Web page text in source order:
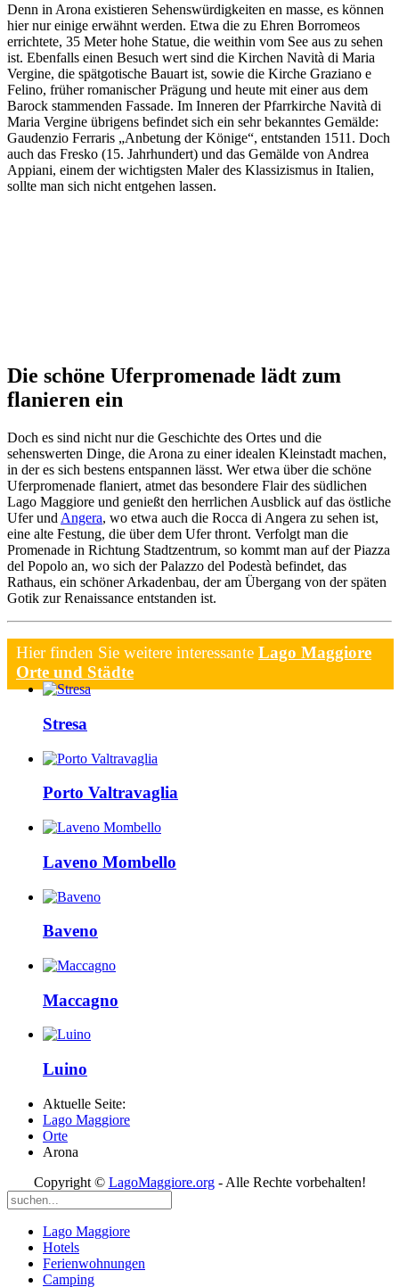
Denn in Arona existieren Sehenswürdigkeiten en masse, es können
hier nur einige erwähnt werden. Etwa die zu Ehren Borromeos
errichtete, 35 Meter hohe Statue, die weithin vom See aus zu sehen
ist. Ebenfalls einen Besuch wert sind die Kirchen Navità di Maria
Vergine, die spätgotische Bauart ist, sowie die Kirche Graziano e
Felino, früher romanischer Prägung und heute mit einer aus dem
Barock stammenden Fassade. Im Inneren der Pfarrkirche Navità di
Maria Vergine übrigens befindet sich ein sehr bekanntes Gemälde:
Gaudenzio Ferraris „Anbetung der Könige“, entstanden 1511. Doch
auch das Fresko (15. Jahrhundert) und das Gemälde von Andrea
Appiani, einem der wichtigsten Maler des Klassizismus in Italien,
sollte man sich nicht entgehen lassen.
Die schöne Uferpromenade lädt zum
flanieren ein
Doch es sind nicht nur die Geschichte des Ortes und die
sehenswerten Dinge, die Arona zu einer idealen Kleinstadt machen,
in der es sich bestens entspannen lässt. Wer etwa über die schöne
Uferpromenade flaniert, atmet das besondere Flair des südlichen
Lago Maggiore und genießt den herrlichen Ausblick auf das östliche
Ufer und Angera, wo etwa auch die Rocca di Angera zu sehen ist,
eine alte Festung, die über dem Ufer thront. Verfolgt man die
Promenade in Richtung Stadtzentrum, so kommt man auf der Piazza
del Popolo an, wo sich der Palazzo del Podestà befindet, das
Rathaus, ein schöner Arkadenbau, der am Übergang von der späten
Gotik zur Renaissance entstanden ist.
Hier finden Sie weitere interessante Lago Maggiore
Orte und Städte
Stresa
Porto Valtravaglia
Laveno Mombello
Baveno
Maccagno
Luino
Aktuelle Seite:
Lago Maggiore
Orte
Arona
Copyright © LagoMaggiore.org- Alle Rechte vorbehalten!
Lago Maggiore
Hotels
Ferienwohnungen
Camping